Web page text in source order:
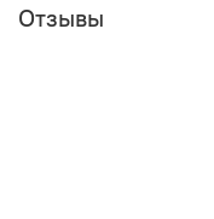
Отзывы